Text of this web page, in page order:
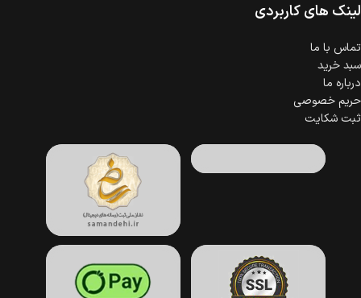
لینک های کاربردی
تماس با ما
سبد خرید
درباره ما
حریم خصوصی
ثبت شکایت